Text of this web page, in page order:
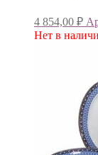
4 854,00 ₽
Нет в